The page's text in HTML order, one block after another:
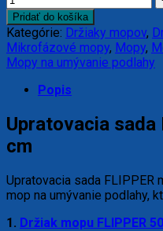
Pridať do košíka
Kategórie: Držiaky mopov,
Mikrofázové mopy, Mopy,
Mopy na umývanie podlahy
Popis
Upratovacia sada
cm
Upratovacia sada FLIPPER
mop na umývanie podlahy,
1. Držiak mopu FLIPPER